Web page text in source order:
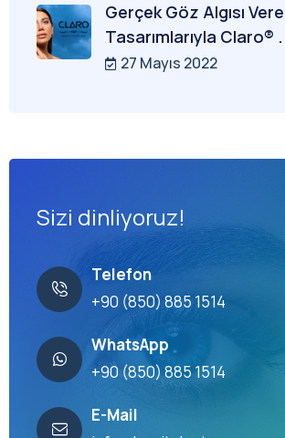
Gerçek Göz Algısı
Tasarımlarıyla Claro®
27 Mayıs 2022
Sizi dinliyoruz!
Telefon
+90 (850) 885 1514
WhatsApp
+90 (850) 885 1514
E-Mail